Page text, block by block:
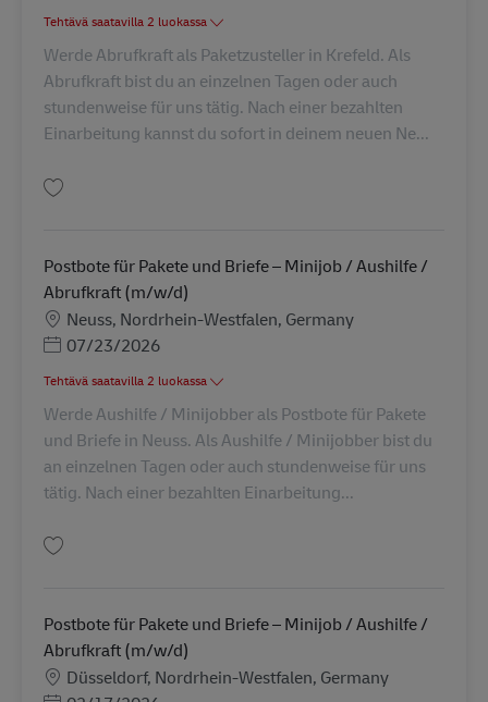
Tehtävä saatavilla 2 luokassa
Werde Abrufkraft als Paketzusteller in Krefeld. Als
Abrufkraft bist du an einzelnen Tagen oder auch
stundenweise für uns tätig. Nach einer bezahlten
Einarbeitung kannst du sofort in deinem neuen Ne...
Postbote für Pakete und Briefe – Minijob / Aushilfe /
Abrufkraft (m/w/d)
SijaintiNeuss, Nordrhein-Westfalen, Germany
Posted Date
07/23/2026
Tehtävä saatavilla 2 luokassa
Werde Aushilfe / Minijobber als Postbote für Pakete
und Briefe in Neuss. Als Aushilfe / Minijobber bist du
an einzelnen Tagen oder auch stundenweise für uns
tätig. Nach einer bezahlten Einarbeitung...
Postbote für Pakete und Briefe – Minijob / Aushilfe /
Abrufkraft (m/w/d)
SijaintiDüsseldorf, Nordrhein-Westfalen, Germany